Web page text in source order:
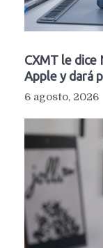
CXMT le dice
Apple y dará
6 agosto, 2026